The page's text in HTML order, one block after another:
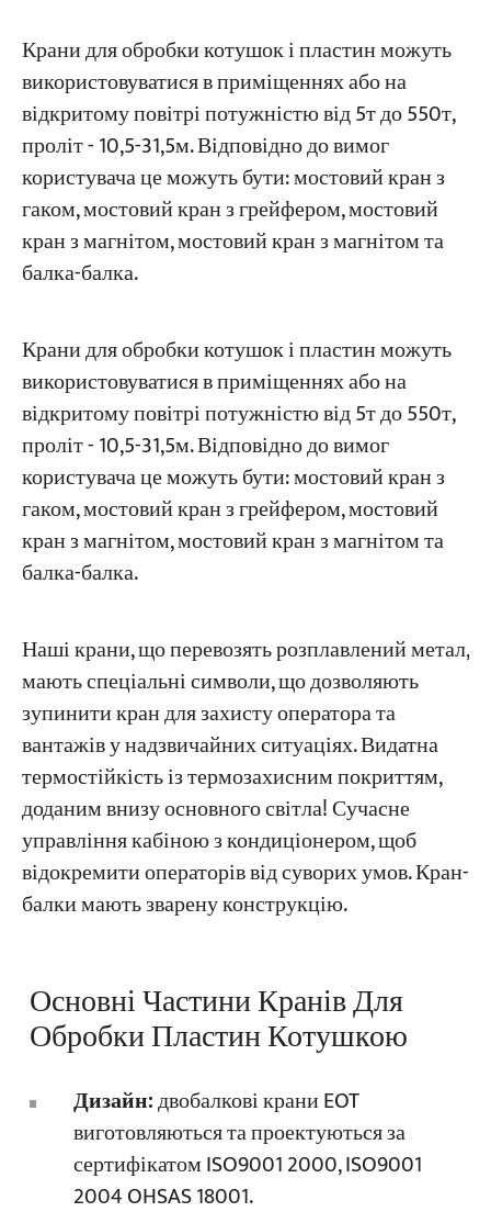
Крани для обробки котушок і пластин можуть
використовуватися в приміщеннях або на
відкритому повітрі потужністю від 5т до 550т,
проліт - 10,5-31,5м. Відповідно до вимог
користувача це можуть бути: мостовий кран з
гаком, мостовий кран з грейфером, мостовий
кран з магнітом, мостовий кран з магнітом та
балка-балка.
Крани для обробки котушок і пластин можуть
використовуватися в приміщеннях або на
відкритому повітрі потужністю від 5т до 550т,
проліт - 10,5-31,5м. Відповідно до вимог
користувача це можуть бути: мостовий кран з
гаком, мостовий кран з грейфером, мостовий
кран з магнітом, мостовий кран з магнітом та
балка-балка.
Наші крани, що перевозять розплавлений метал,
мають спеціальні символи, що дозволяють
зупинити кран для захисту оператора та
вантажів у надзвичайних ситуаціях. Видатна
термостійкість із термозахисним покриттям,
доданим внизу основного світла! Сучасне
управління кабіною з кондиціонером, щоб
відокремити операторів від суворих умов. Кран-
балки мають зварену конструкцію.
Основні Частини Кранів Для
Обробки Пластин Котушкою
Дизайн:двобалкові крани EOT
виготовляються та проектуються за
сертифікатом ISO9001 2000, ISO9001
2004 OHSAS 18001.